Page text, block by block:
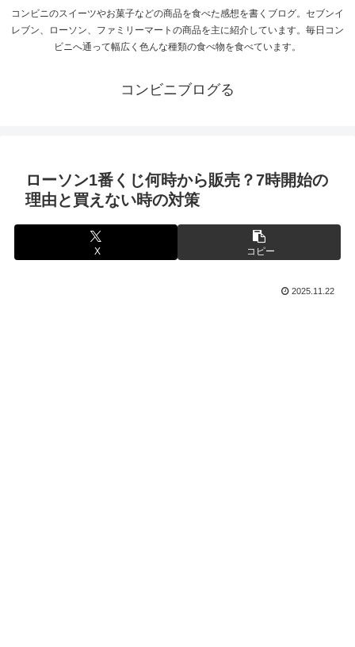
コンビニのスイーツやお菓子などの商品を食べた感想を書くブログ。セブンイ
レブン、ローソン、ファミリーマートの商品を主に紹介しています。毎日コン
ビニへ通って幅広く色んな種類の食べ物を食べています。
コンビニブログる
ローソン1番くじ何時から販売？7時開始の
理由と買えない時の対策
X コピー
2025.11.22